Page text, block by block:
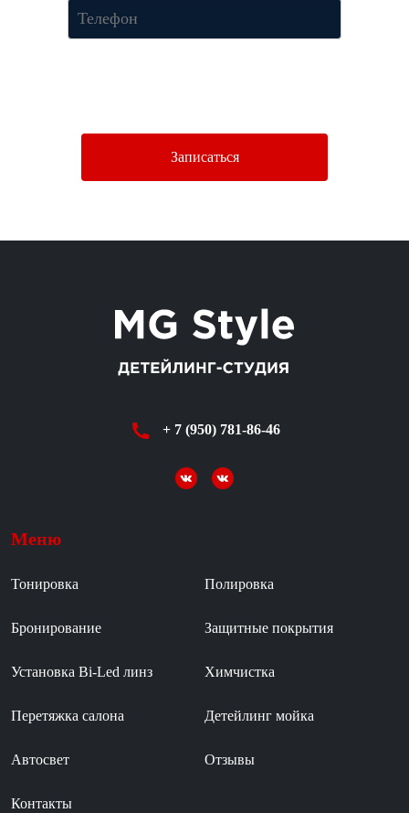
Записаться
+ 7 (950) 781-86-46
Меню
Тонировка Полировка
Бронирование Защитные покрытия
Установка Bi-Led линз Химчистка
Перетяжка салона Детейлинг мойка
Автосвет Отзывы
Контакты